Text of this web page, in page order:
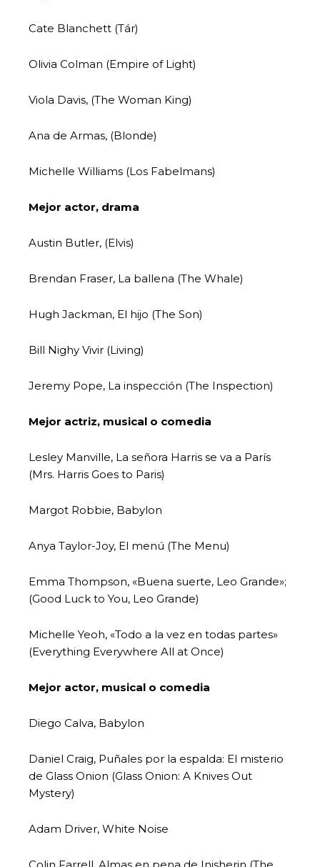
Cate Blanchett (Tár)
Olivia Colman (Empire of Light)
Viola Davis, (The Woman King)
Ana de Armas, (Blonde)
Michelle Williams (Los Fabelmans)
Mejor actor, drama
Austin Butler, (Elvis)
Brendan Fraser, La ballena (The Whale)
Hugh Jackman, El hijo (The Son)
Bill Nighy Vivir (Living)
Jeremy Pope, La inspección (The Inspection)
Mejor actriz, musical o comedia
Lesley Manville, La señora Harris se va a París
(Mrs. Harris Goes to Paris)
Margot Robbie, Babylon
Anya Taylor-Joy, El menú (The Menu)
Emma Thompson, «Buena suerte, Leo Grande»;
(Good Luck to You, Leo Grande)
Michelle Yeoh, «Todo a la vez en todas partes»
(Everything Everywhere All at Once)
Mejor actor, musical o comedia
Diego Calva, Babylon
Daniel Craig, Puñales por la espalda: El misterio
de Glass Onion (Glass Onion: A Knives Out
Mystery)
Adam Driver, White Noise